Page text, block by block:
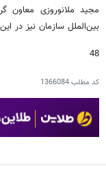
مجید ملانوروزی معاون
بین‌الملل سازمان نیز در
48
کد مطلب1366084